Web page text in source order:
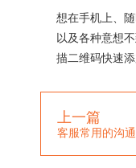
想在手机上、
以及各种意想
描二维码快速
上一篇
客服常用的沟